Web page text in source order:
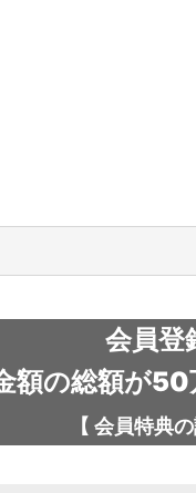
会員登
額の総額が
【 会員特典